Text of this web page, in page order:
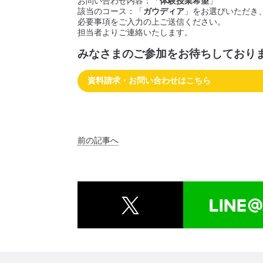
該当のコース：「ガウディア 」をお選びいただき、
必要事項をご入力の上ご送信ください。
担当者よりご連絡いたします。
みなさまのご参加をお待ちしており
資料請求・お問い合わせはこちら
前の記事へ